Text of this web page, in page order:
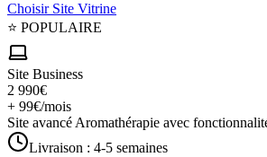
Choisir Site Vitrine
⭐ POPULAIRE
Site Business
2 990€
+ 99€/mois
Site avancé Aromathérapie avec
Livraison : 4-5 semaines